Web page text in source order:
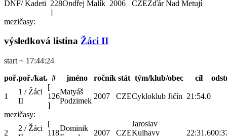
DNF/ Kadeti 228
]
Ondřej Malík 2006 CZEŽďár Nad Metují
mezičasy:
výsledková listina Žáci II
start ~ 17:44:24
poř.poř./kat. # jméno ročník stát tým/klub/obec cíl
1
1 / Žáci
II
[
126
]
Matyáš
Podzimek
2007 CZECykloklub Jičín 21:54.0
mezičasy:
2
2 / Žáci
[
118
Dominik
2007 CZE
Jaroslav
Kulhavy
22:31.6